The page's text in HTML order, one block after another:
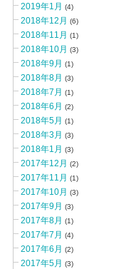
2019年1月 (4)
2018年12月 (6)
2018年11月 (1)
2018年10月 (3)
2018年9月 (1)
2018年8月 (3)
2018年7月 (1)
2018年6月 (2)
2018年5月 (1)
2018年3月 (3)
2018年1月 (3)
2017年12月 (2)
2017年11月 (1)
2017年10月 (3)
2017年9月 (3)
2017年8月 (1)
2017年7月 (4)
2017年6月 (2)
2017年5月 (3)